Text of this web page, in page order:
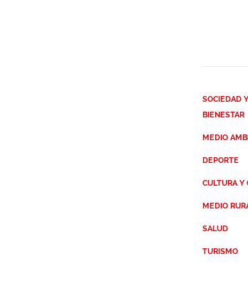
SOCIEDAD Y
BIENESTAR
MEDIO
DEPORTE
CULTURA Y
MEDIO
SALUD
TURISMO